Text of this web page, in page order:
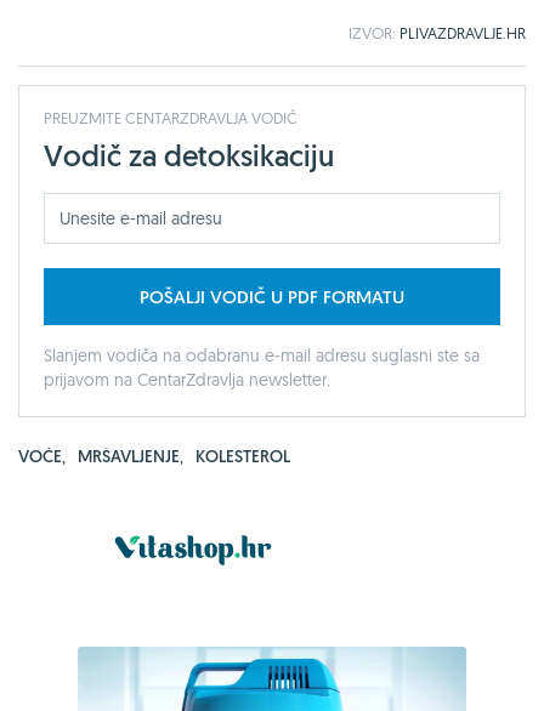
IZVOR: PLIVAZDRAVLJE.HR
PREUZMITE CENTARZDRAVLJA VODIČ
Vodič za detoksikaciju
POŠALJI VODIČ U PDF FORMATU
Slanjem vodiča na odabranu e-mail adresu suglasni ste sa
prijavom na CentarZdravlja newsletter.
VOĆE, MRŠAVLJENJE, KOLESTEROL